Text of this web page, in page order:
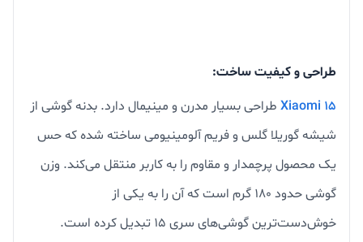
طراحی و کیفیت ساخت:
Xiaomi 15 طراحی بسیار مدرن و مینیمال دارد. بدنه گوشی از
شیشه گوریلا گلس و فریم آلومینیومی ساخته شده که حس
یک محصول پرچمدار و مقاوم را به کاربر منتقل می‌کند. وزن
گوشی حدود ۱۸۰ گرم است که آن را به یکی از
خوش‌دست‌ترین گوشی‌های سری ۱۵ تبدیل کرده است.